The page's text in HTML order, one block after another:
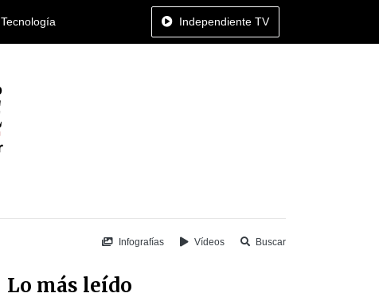
Tecnología Independiente TV
Infografías Vídeos Buscar
Lo más leído